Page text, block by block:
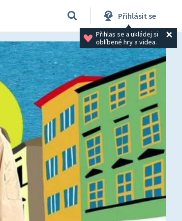
Přihlásit se
Přihlas se a ukládej si
oblíbené hry a videa.